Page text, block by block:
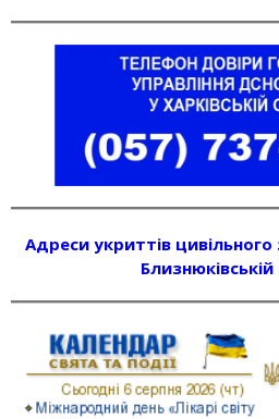
Адреси укриттів